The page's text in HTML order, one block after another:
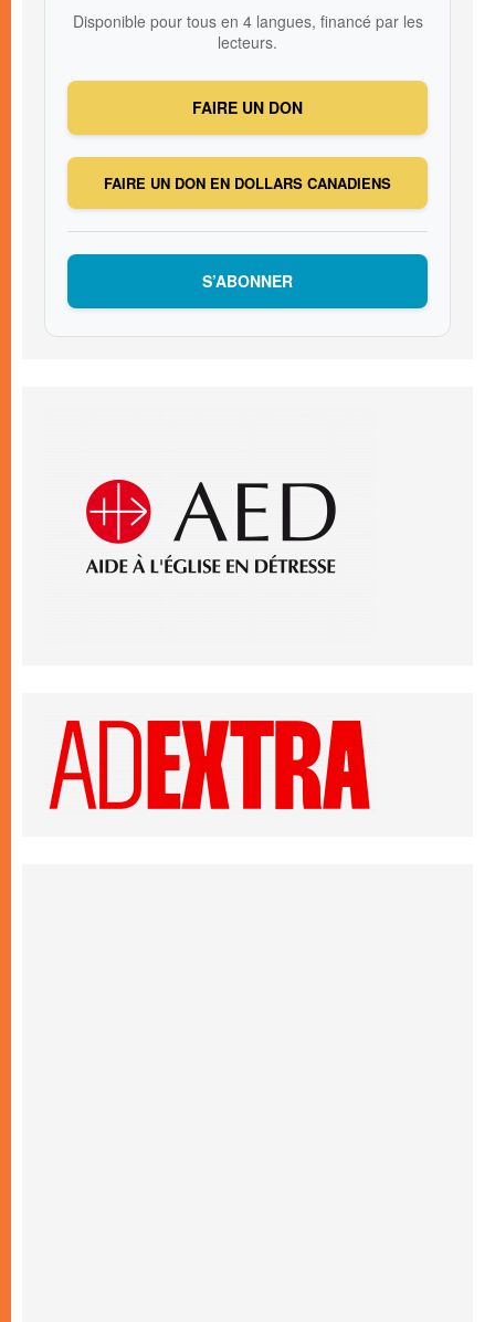
Disponible pour tous en 4 langues, financé par les
lecteurs.
FAIRE UN DON
FAIRE UN DON EN DOLLARS CANADIENS
S’ABONNER